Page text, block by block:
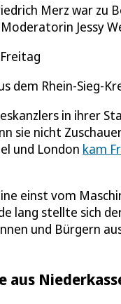
Merz war zu
Jessy
dem Rhein-Sieg-
in ihrer
sie nicht
und London kam
einst vom
lang stellte sich
und Bürgern
aus